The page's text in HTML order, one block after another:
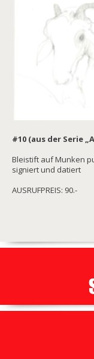
#10 (aus der Serie
Bleistift auf Munken
signiert und datiert
AUSRUFPREIS: 90.-